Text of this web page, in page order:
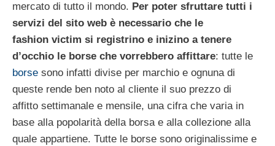
mercato di tutto il mondo. Per poter sfruttare tutti i
servizi del sito web è necessario che le
fashion victim si registrino e inizino a tenere
d’occhio le borse che vorrebbero affittare: tutte le
borse sono infatti divise per marchio e ognuna di
queste rende ben noto al cliente il suo prezzo di
affitto settimanale e mensile, una cifra che varia in
base alla popolarità della borsa e alla collezione alla
quale appartiene. Tutte le borse sono originalissime e